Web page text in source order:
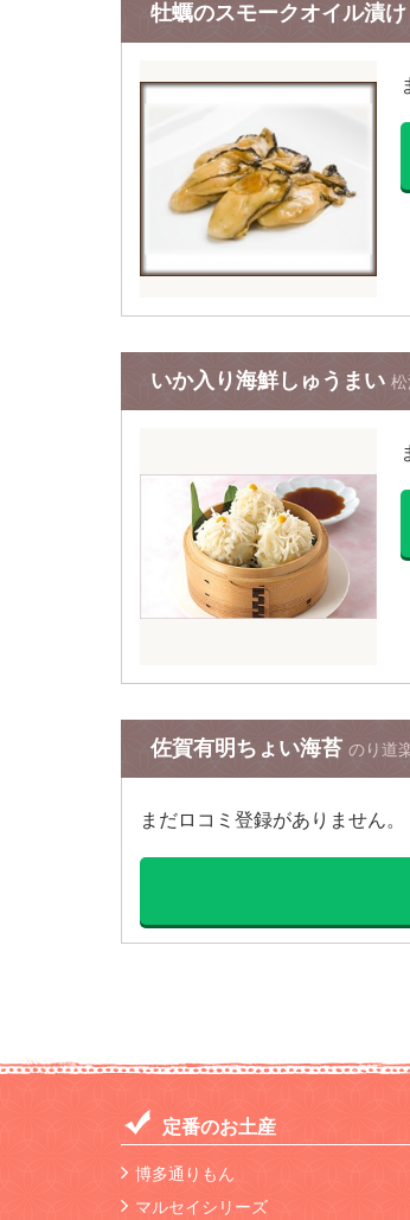
牡蠣のスモークオイル漬け
いか入り海鮮しゅうまい
佐賀有明ちょい海苔 のり道
まだロコミ登録がありません。
定番のお土産
博多通りもん
マルセイシリーズ